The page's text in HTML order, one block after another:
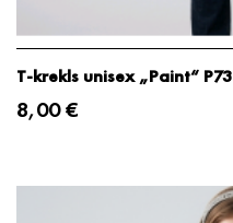
T-krekls unisex „Paint“ P73
8,00 €